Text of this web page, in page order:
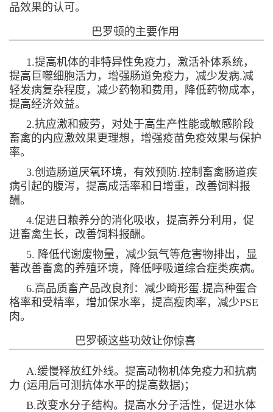
品效果的认可。
巴罗顿的主要作用
1.提高机体的非特异性免疫力，激活补体系统，
提高巨噬细胞活力，增强肠道免疫力，减少发病.减
轻发病复杂程度，减少药物和费用，降低药物成本，
提高经济效益。
2.抗应激和疲劳，对处于高生产性能或敏感阶段
畜禽的内应激效果更理想，增强疫苗免疫效果与保护
率。
3.创造肠道厌氧环境，有效预防.控制畜禽肠道疾
病引起的腹泻，提高成活率和日增重，改善饲料报
酬。
4.促进日粮养分的消化吸收，提高养分利用，促
进畜禽生长，改善饲料报酬。
5. 降低代谢废物量，减少氨气等危害物排出，显
著改善畜禽的养殖环境，降低呼吸道综合症类疾病。
6.高品质畜产品改良剂：减少畸形蛋.提高种蛋合
格率和受精率，增加保水率，提高瘦肉率，减少PSE
肉。
巴罗顿这些功效让你惊喜
A.缓慢释放红外线。提高动物机体免疫力和抗病
力 (运用后可测抗体水平的提高数据)；
B.改变水分子结构。提高水分子活性，促进水体